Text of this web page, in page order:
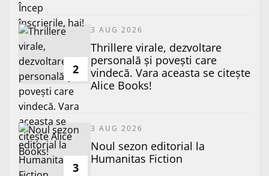
2
3 AUG 2026
Thrillere virale, dezvoltare
personală și povești care
vindecă. Vara aceasta se citește
Alice Books!
3
3 AUG 2026
​Noul sezon editorial la
Humanitas Fiction